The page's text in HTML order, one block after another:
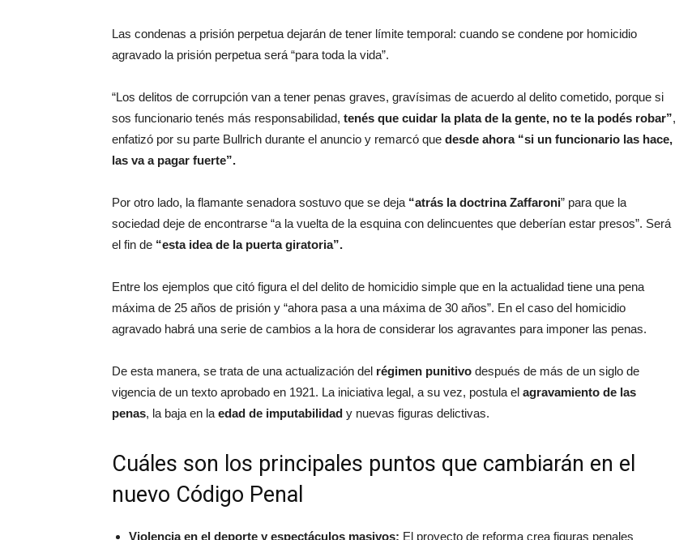
Las condenas a prisión perpetua dejarán de tener límite temporal: cuando se condene por homicidio
agravado la prisión perpetua será “para toda la vida”.
“Los delitos de corrupción van a tener penas graves, gravísimas de acuerdo al delito cometido, porque si
sos funcionario tenés más responsabilidad, tenés que cuidar la plata de la gente, no te la podés robar”,
enfatizó por su parte Bullrich durante el anuncio y remarcó que desde ahora “si un funcionario las hace,
las va a pagar fuerte”.
Por otro lado, la flamante senadora sostuvo que se deja “atrás la doctrina Zaffaroni” para que la
sociedad deje de encontrarse “a la vuelta de la esquina con delincuentes que deberían estar presos”. Será
el fin de “esta idea de la puerta giratoria”.
Entre los ejemplos que citó figura el del delito de homicidio simple que en la actualidad tiene una pena
máxima de 25 años de prisión y “ahora pasa a una máxima de 30 años”. En el caso del homicidio
agravado habrá una serie de cambios a la hora de considerar los agravantes para imponer las penas.
De esta manera, se trata de una actualización del régimen punitivo después de más de un siglo de
vigencia de un texto aprobado en 1921. La iniciativa legal, a su vez, postula el agravamiento de las
penas, la baja en la edad de imputabilidad y nuevas figuras delictivas.
Cuáles son los principales puntos que cambiarán en el
nuevo Código Penal
Violencia en el deporte y espectáculos masivos: El proyecto de reforma crea figuras penales